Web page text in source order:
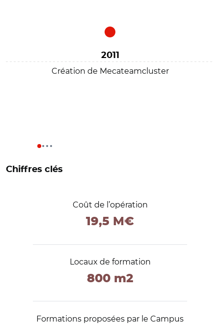
2011
Création de Mecateamcluster
Chiffres clés
Coût de l’opération
19,5 M€
Locaux de formation
800 m2
Formations proposées par le Campus